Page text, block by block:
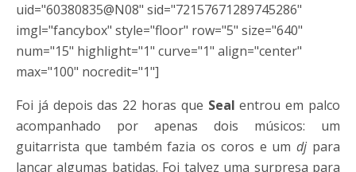
uid="60380835@N08" sid="72157671289745286"
imgl="fancybox" style="floor" row="5" size="640"
num="15" highlight="1" curve="1" align="center"
max="100" nocredit="1"]
Foi já depois das 22 horas que Seal entrou em palco
acompanhado por apenas dois músicos: um
guitarrista que também fazia os coros e umdj para
lançar algumas batidas. Foi talvez uma surpresa para